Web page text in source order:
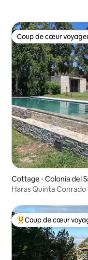
Coup de cœur
Coup de cœur
Cottage ⋅ Colonia del
Haras Quinta Conrado
Coups de cœur
Coup de cœur